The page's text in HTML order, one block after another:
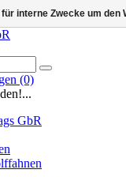
(0)
interne Zwecke um